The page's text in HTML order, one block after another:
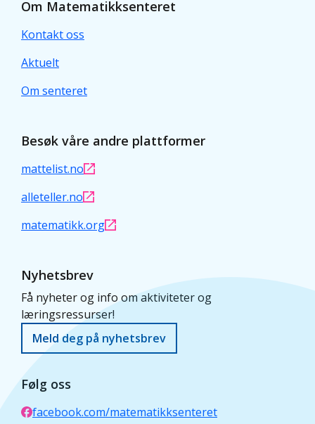
Om Matematikksenteret
Kontakt oss
Aktuelt
Om senteret
Besøk våre andre plattformer
mattelist.no
alleteller.no
matematikk.org
Nyhetsbrev
Få nyheter og info om aktiviteter og
læringsressurser!
Meld deg på nyhetsbrev
Følg oss
facebook.com/matematikksenteret